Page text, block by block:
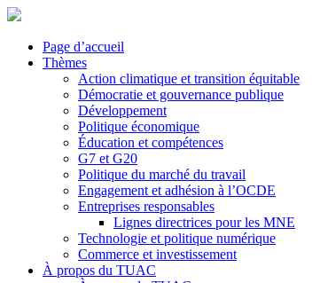
Page d’accueil
Thèmes
Action climatique et transition équitable
Démocratie et gouvernance publique
Développement
Politique économique
Éducation et compétences
G7 et G20
Politique du marché du travail
Engagement et adhésion à l’OCDE
Entreprises responsables
Lignes directrices pour les MNE
Technologie et politique numérique
Commerce et investissement
À propos du TUAC